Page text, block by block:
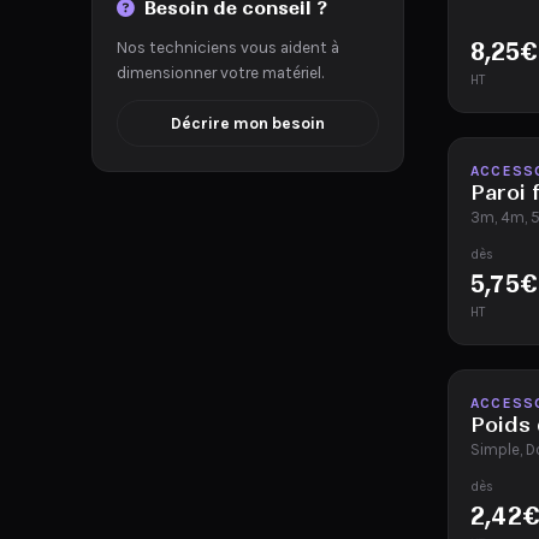
Besoin de conseil ?
Nos techniciens vous aident à
dimensionner votre matériel.
Décrire mon besoin
8,25€
HT
Paroi
3m, 4m,
dès
5,75€
HT
Poids
Simple,
dès
2,42€